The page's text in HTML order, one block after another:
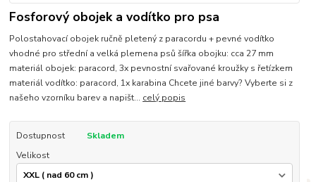
Fosforový obojek a vodítko pro psa
Polostahovací obojek ručně pletený z paracordu + pevné vodítko
vhodné pro střední a velká plemena psů šířka obojku: cca 27 mm
materiál obojek: paracord, 3x pevnostní svařované kroužky s řetízkem
materiál vodítko: paracord, 1x karabina Chcete jiné barvy? Vyberte si z
našeho vzorníku barev a napišt... celý popis
Dostupnost
Skladem
Velikost